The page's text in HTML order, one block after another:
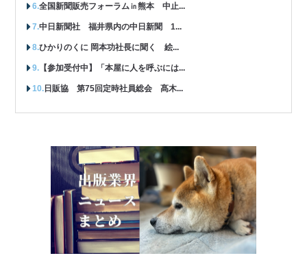
全国新聞販売フォーラム㏌熊本 中止...
中日新聞社 福井県内の中日新聞 1...
ひかりのくに 岡本功社長に聞く 絵...
【参加受付中】「本屋に人を呼ぶには...
日販協 第75回定時社員総会 髙木...